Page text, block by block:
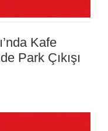
Kafe
Park Çıkışı